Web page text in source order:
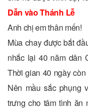
Dẫn vào Thánh Lễ
Anh chị em thân mến!
Mùa chay được bắt
nhắc lại 40 năm dân
Thời gian 40 ngày
Nên mầu sắc phụng
trưng cho tâm tình ăn